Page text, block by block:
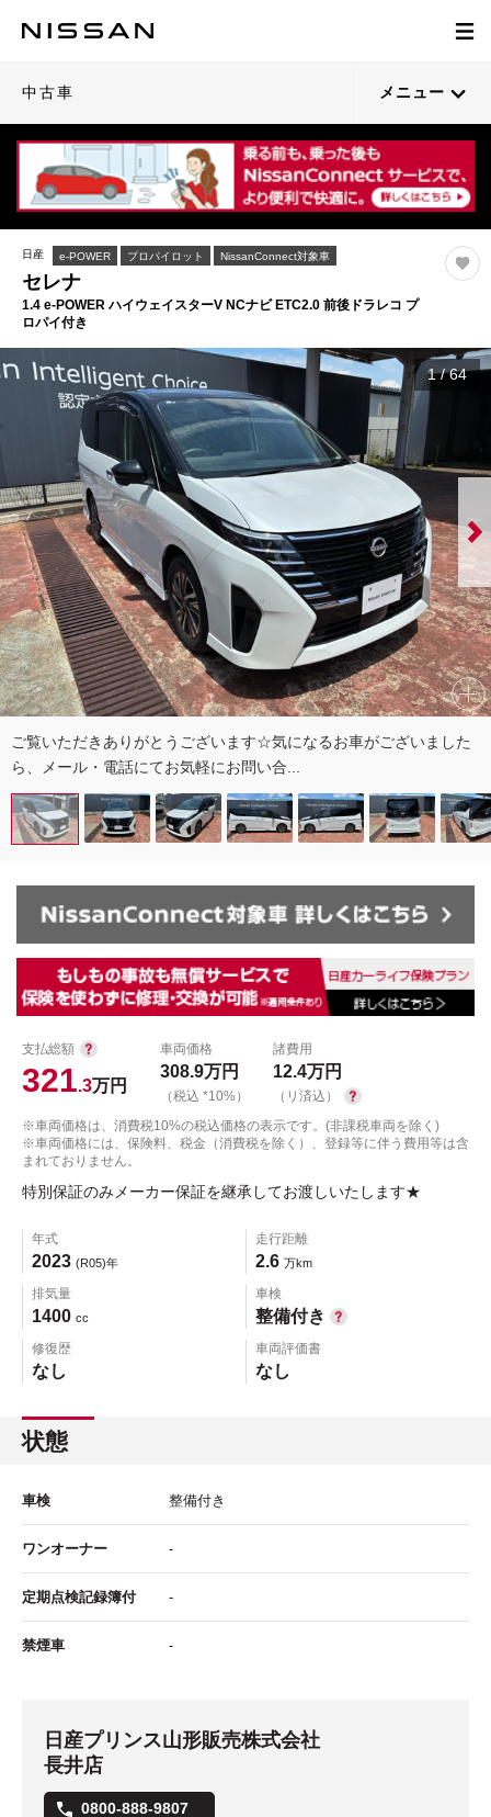
中古車 メニュー
日産 e-POWER プロパイロット NissanConnect対象車
セレナ
1.4 e-POWER ハイウェイスターV NCナビ ETC2.0 前後ドラレコ プ
ロパイ付き
1/64
ご覧いただきありがとうございます☆気になるお車がございました
ら、メール・電話にてお気軽にお問い合...
支払総額
321.3万円
車両価格
308.9万円
（税込 *10%）
諸費用
12.4万円
（リ済込）
※車両価格は、消費税10%の税込価格の表示です。(非課税車両を除く)
※車両価格には、保険料、税金（消費税を除く）、登録等に伴う費用等は含
まれておりません。
特別保証のみメーカー保証を継承してお渡しいたします★
年式
2023 (R05)年
走行距離
2.6 万km
排気量
1400 cc
車検
整備付き
修復歴
なし
車両評価書
なし
状態
車検 整備付き
ワンオーナー -
定期点検記録簿付 -
禁煙車 -
日産プリンス山形販売株式会社
長井店
0800-888-9807